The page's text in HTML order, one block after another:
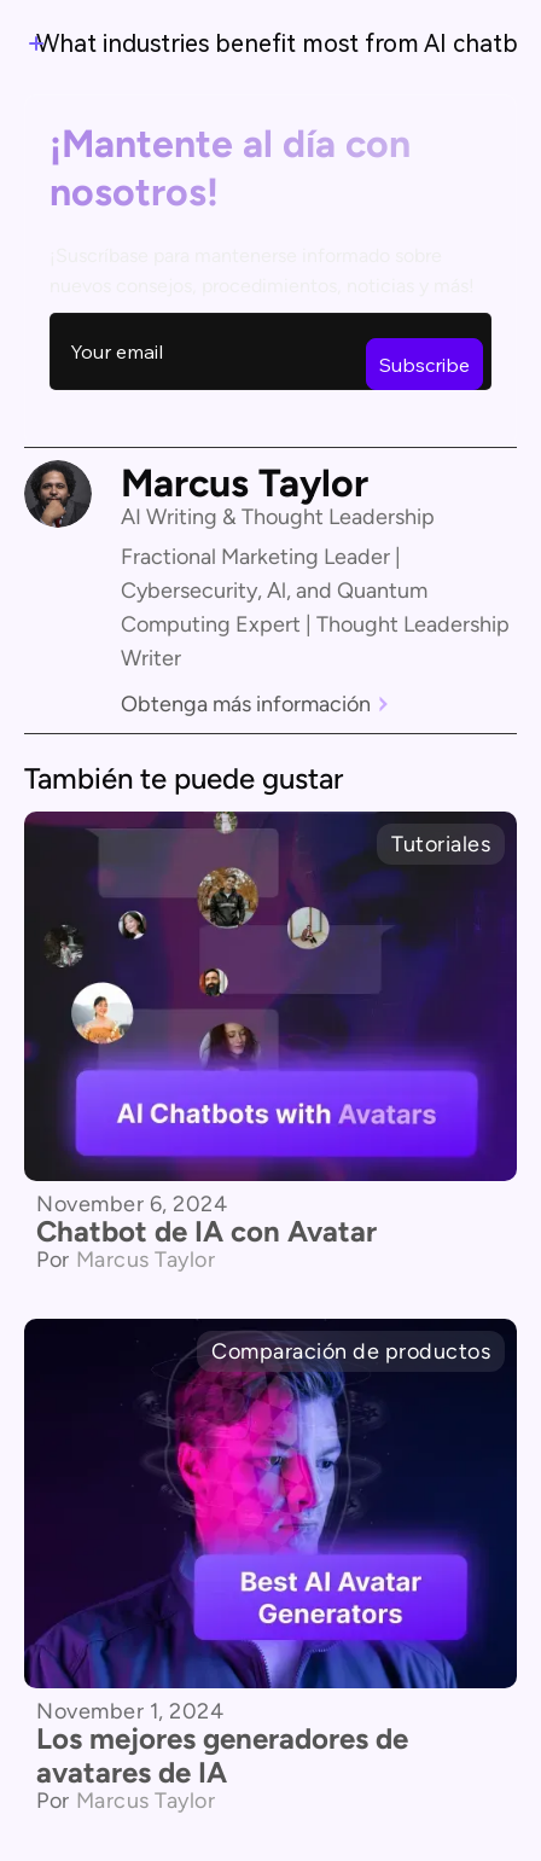
What industries benefit most from AI
¡Mantente al día con
nosotros!
Marcus Taylor
AI Writing & Thought Leadership
Fractional Marketing Leader |
Cybersecurity, Al, and Quantum
Computing Expert | Thought Leadership
Writer
Obtenga más información
También te puede gustar
Tutoriales
November 6, 2024
Chatbot de IA con Avatar
Por Marcus Taylor
Comparación de productos
November 1, 2024
Los mejores generadores de
avatares de IA
Por Marcus Taylor